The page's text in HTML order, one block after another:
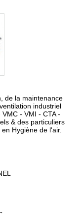
de la maintenance
industriel
- VMI - CTA -
& des particuliers
Hygiène de l'air.